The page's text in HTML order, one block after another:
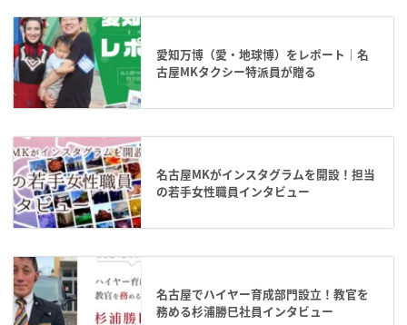
愛知万博（愛・地球博）をレポート｜名
古屋MKタクシー特派員が贈る
名古屋MKがインスタグラムを開設！担当
の若手女性職員インタビュー
名古屋でハイヤー育成部門設立！教官を
務める杉浦勝巳社員インタビュー